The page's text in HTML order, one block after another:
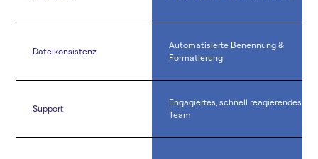
Dateikonsistenz
Automatisierte Benennung &
Formatierung
Support
Engagiertes, schnell reagierendes
Team